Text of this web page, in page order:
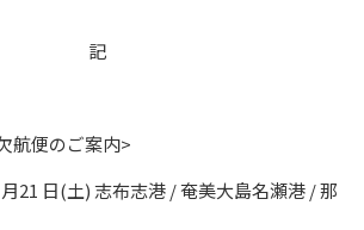
記
航便のご案内>
21 日(土) 志布志港 / 奄美大島名瀬港 / 那